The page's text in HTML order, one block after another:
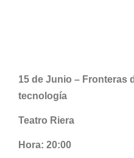
15 de Junio – Fronteras
tecnología
Teatro Riera
Hora: 20:00